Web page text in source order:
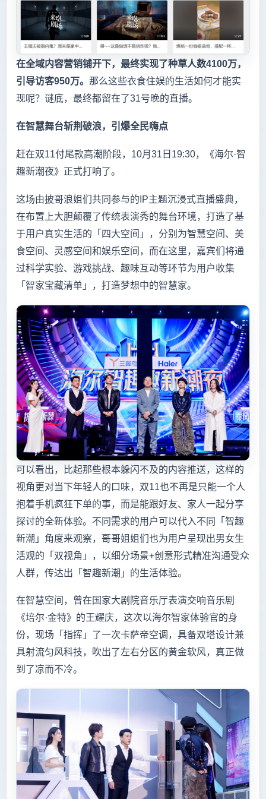
在全域内容营销铺开下，最终实现了种草人数4100万，
引导访客950万。 那么这些衣食住娱的生活如何才能实
现呢？谜底，最终都留在了31号晚的直播。
在智慧舞台斩荆破浪，引爆全民嗨点
赶在双11付尾款高潮阶段，10月31日19:30，《海尔·智
趣新潮夜》正式打响了。
这场由披哥浪姐们共同参与的IP主题沉浸式直播盛典，
在布置上大胆颠覆了传统表演秀的舞台环境，打造了基
于用户真实生活的「四大空间」，分别为智慧空间、美
食空间、灵感空间和娱乐空间，而在这里，嘉宾们将通
过科学实验、游戏挑战、趣味互动等环节为用户收集
「智家宝藏清单」，打造梦想中的智慧家。
可以看出，比起那些根本躲闪不及的内容推送，这样的
视角更对当下年轻人的口味，双11也不再是只能一个人
抱着手机疯狂下单的事，而是能跟好友、家人一起分享
探讨的全新体验。不同需求的用户可以代入不同「智趣
新潮」角度来观察，哥哥姐姐们也为用户呈现出男女生
活观的「双视角」，以细分场景+创意形式精准沟通受众
人群，传达出「智趣新潮」的生活体验。
在智慧空间，曾在国家大剧院音乐厅表演交响音乐剧
《培尔·金特》的王耀庆，这次以海尔智家体验官的身
份，现场「指挥」了一次卡萨帝空调，具备双塔设计兼
具射流匀风科技，吹出了左右分区的黄金软风，真正做
到了凉而不冷。